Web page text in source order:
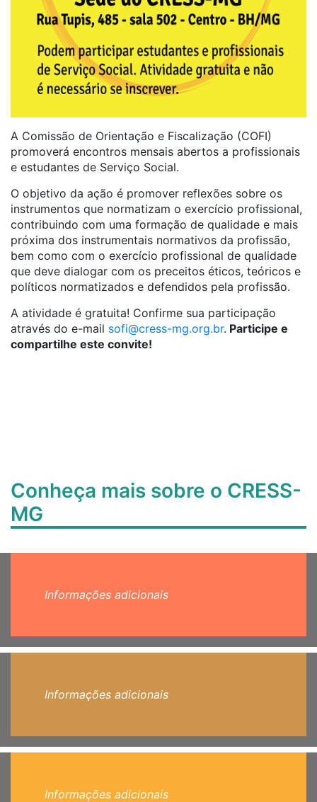
A Comissão de Orientação e Fiscalização (COFI)
promoverá encontros mensais abertos a profissionais
e estudantes de Serviço Social.
O objetivo da ação é promover reflexões sobre os
instrumentos que normatizam o exercício profissional,
contribuindo com uma formação de qualidade e mais
próxima dos instrumentais normativos da profissão,
bem como com o exercício profissional de qualidade
que deve dialogar com os preceitos éticos, teóricos e
políticos normatizados e defendidos pela profissão.
A atividade é gratuita! Confirme sua participação
através do e-mail sofi@cress-mg.org.br. Participe e
compartilhe este convite!
Conheça mais sobre o CRESS-
MG
Informações adicionais
Informações adicionais
Informações adicionais